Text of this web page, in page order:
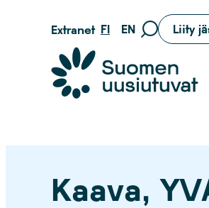
sisältöön
Extranet FI EN
Siirry
Liity
Suomen uusiutuvat ry
Kaava,